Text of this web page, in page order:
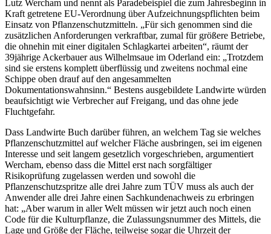
Lutz Wercham und nennt als Paradebeispiel die zum Jahresbeginn in
Kraft getretene EU-Verordnung über Aufzeichnungspflichten beim
Einsatz von Pflanzenschutzmitteln. „Für sich genommen sind die
zusätzlichen Anforderungen verkraftbar, zumal für größere Betriebe,
die ohnehin mit einer digitalen Schlagkartei arbeiten“, räumt der
39jährige Ackerbauer aus Wilhelmsaue im Oderland ein: „Trotzdem
sind sie erstens komplett überflüssig und zweitens nochmal eine
Schippe oben drauf auf den angesammelten
Dokumentationswahnsinn.“ Bestens ausgebildete Landwirte würden
beaufsichtigt wie Verbrecher auf Freigang, und das ohne jede
Fluchtgefahr.
Dass Landwirte Buch darüber führen, an welchem Tag sie welches
Pflanzenschutzmittel auf welcher Fläche ausbringen, sei im eigenen
Interesse und seit langem gesetzlich vorgeschrieben, argumentiert
Wercham, ebenso dass die Mittel erst nach sorgfältiger
Risikoprüfung zugelassen werden und sowohl die
Pflanzenschutzspritze alle drei Jahre zum TÜV muss als auch der
Anwender alle drei Jahre einen Sachkundenachweis zu erbringen
hat: „Aber warum in aller Welt müssen wir jetzt auch noch einen
Code für die Kulturpflanze, die Zulassungsnummer des Mittels, die
Lage und Größe der Fläche, teilweise sogar die Uhrzeit der